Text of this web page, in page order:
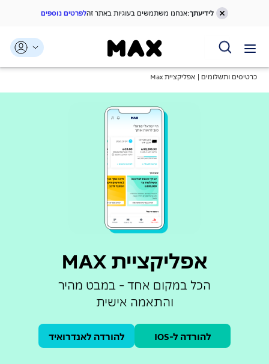
דלג אל תפריט ניווט
דלג אל תוכן ראשי
דלג אל תחתית העמוד
לידיעתך:אנחנו משתמשים בעוגיות באתר זהלפרטים נוספים
כרטיסים ותשלומים אפליקציית Max
אפליקציית MAX
הכל במקום אחד - במבט מהיר
והתאמה אישית
להורדה ל-IOS להורדה לאנדרואיד